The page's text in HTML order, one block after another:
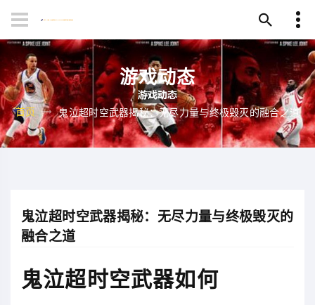
游戏动态
首页 鬼泣超时空武器揭秘：无尽力量与终极毁灭的融合之道
鬼泣超时空武器揭秘：无尽力量与终极毁灭的
融合之道
鬼泣超时空武器如何